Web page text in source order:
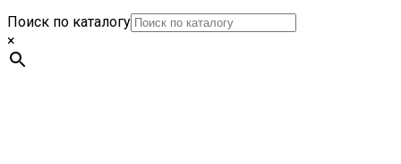
Поиск по каталогу
×